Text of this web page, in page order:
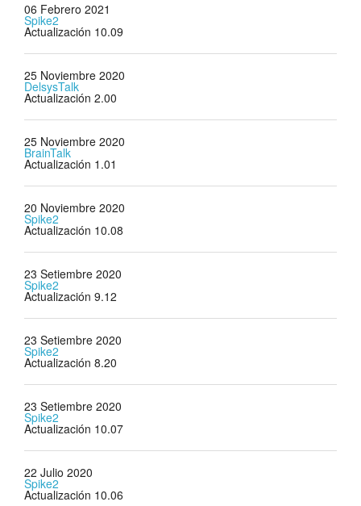
06 Febrero 2021
Spike2
Actualización 10.09
25 Noviembre 2020
DelsysTalk
Actualización 2.00
25 Noviembre 2020
BrainTalk
Actualización 1.01
20 Noviembre 2020
Spike2
Actualización 10.08
23 Setiembre 2020
Spike2
Actualización 9.12
23 Setiembre 2020
Spike2
Actualización 8.20
23 Setiembre 2020
Spike2
Actualización 10.07
22 Julio 2020
Spike2
Actualización 10.06